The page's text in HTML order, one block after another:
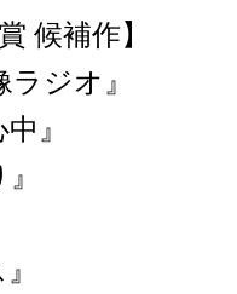
候補作】
ジオ』
』